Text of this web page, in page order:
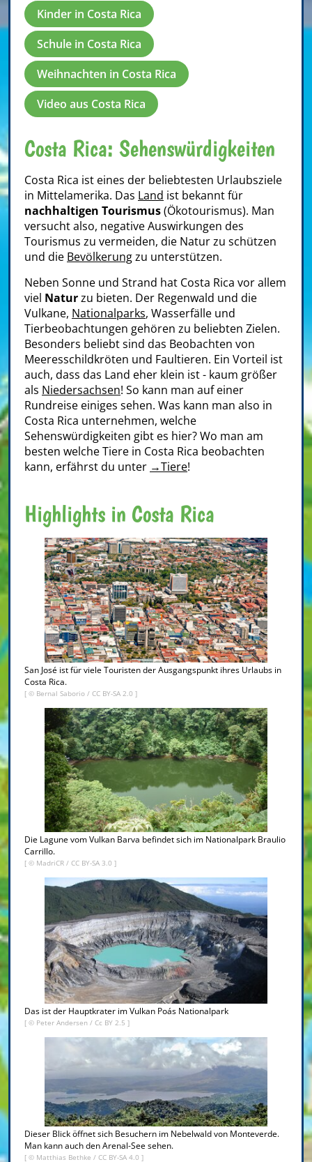
Kinder in Costa Rica
Schule in Costa Rica
Weihnachten in Costa Rica
Video aus Costa Rica
Costa Rica: Sehenswürdigkeiten
Costa Rica ist eines der beliebtesten Urlaubsziele
in Mittelamerika. Das Land ist bekannt für
nachhaltigen Tourismus(Ökotourismus). Man
versucht also, negative Auswirkungen des
Tourismus zu vermeiden, die Natur zu schützen
und die Bevölkerungzu unterstützen.
Neben Sonne und Strand hat Costa Rica vor allem
viel Naturzu bieten. Der Regenwald und die
Vulkane, Nationalparks, Wasserfälle und
Tierbeobachtungen gehören zu beliebten Zielen.
Besonders beliebt sind das Beobachten von
Meeresschildkröten und Faultieren. Ein Vorteil ist
auch, dass das Land eher klein ist - kaum größer
als Niedersachsen! So kann man auf einer
Rundreise einiges sehen. Was kann man also in
Costa Rica unternehmen, welche
Sehenswürdigkeiten gibt es hier? Wo man am
besten welche Tiere in Costa Rica beobachten
kann, erfährst du unter →Tiere!
Highlights in Costa Rica
San José ist für viele Touristen der Ausgangspunkt ihres Urlaubs in
Costa Rica.
[ © Bernal Saborio / CC BY-SA 2.0 ]
Die Lagune vom Vulkan Barva befindet sich im Nationalpark Braulio
Carrillo.
[ © MadriCR / CC BY-SA 3.0 ]
Das ist der Hauptkrater im Vulkan Poás Nationalpark
[ © Peter Andersen / Cc BY 2.5 ]
Dieser Blick öffnet sich Besuchern im Nebelwald von Monteverde.
Man kann auch den Arenal-See sehen.
[ © Matthias Bethke / CC BY-SA 4.0 ]